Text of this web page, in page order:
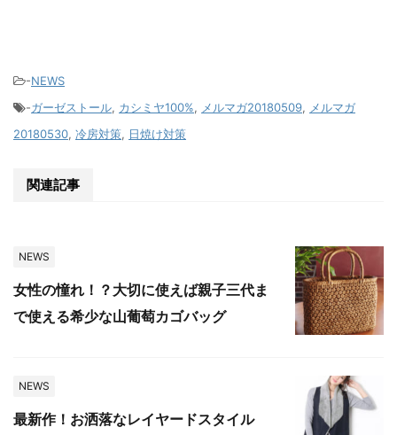
-NEWS
-ガーゼストール, カシミヤ100%, メルマガ20180509, メルマガ
20180530, 冷房対策, 日焼け対策
関連記事
NEWS
女性の憧れ！？大切に使えば親子三代ま
で使える希少な山葡萄カゴバッグ
NEWS
最新作！お洒落なレイヤードスタイル